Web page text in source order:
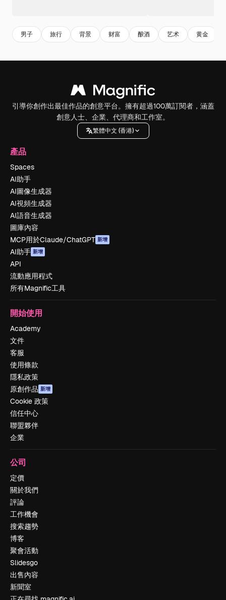
男子 旅行 背景 财富 酿酒 艺术 黄金
引導你創作出最佳作品的創意平台。擁有超過100萬訂閱者，涵蓋
創意人士、企業、代理商和工作室。
繁體中文 (香港)
產品
Spaces
AI助手
AI圖像生成器
AI視頻生成器
AI語音生成器
圖庫內容
MCP用於Claude/ChatGPT 新增
AI助手 新增
API
流動應用程式
所有Magnific工具
開始使用
Academy
文件
客服
使用條款
隱私政策
原創作品 新增
Cookie 政策
信任中心
聯盟夥伴
企業
公司
定價
關於我們
評論
工作機會
搜索趨勢
博客
聚會活動
Slidesgo
出售內容
新聞室